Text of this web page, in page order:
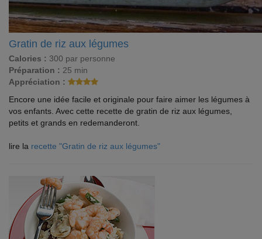
Gratin de riz aux légumes
Calories : 300 par personne
Préparation : 25 min
Appréciation :
Encore une idée facile et originale pour faire aimer les légumes à
vos enfants. Avec cette recette de gratin de riz aux légumes,
petits et grands en redemanderont.
lire la recette "Gratin de riz aux légumes"